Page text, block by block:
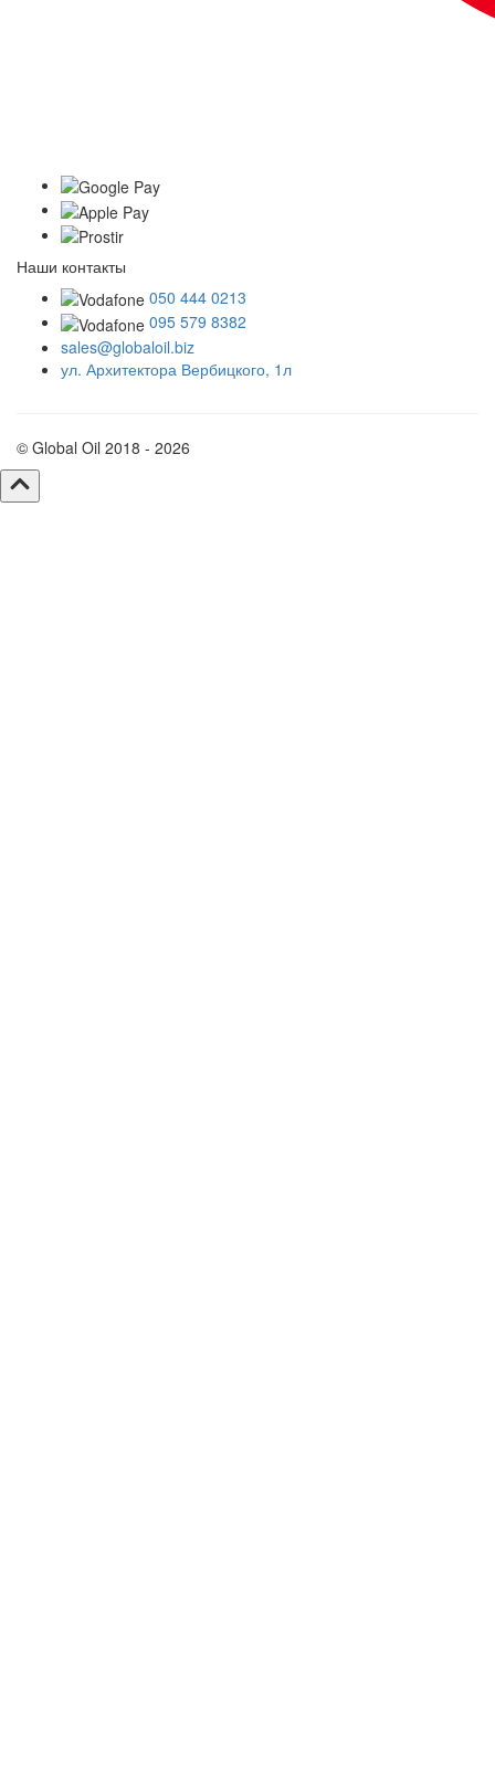
Наши контакты
050 444 0213
095 579 8382
sales@globaloil.biz
ул. Архитектора Вербицкого, 1л
© Global Oil 2018 - 2026